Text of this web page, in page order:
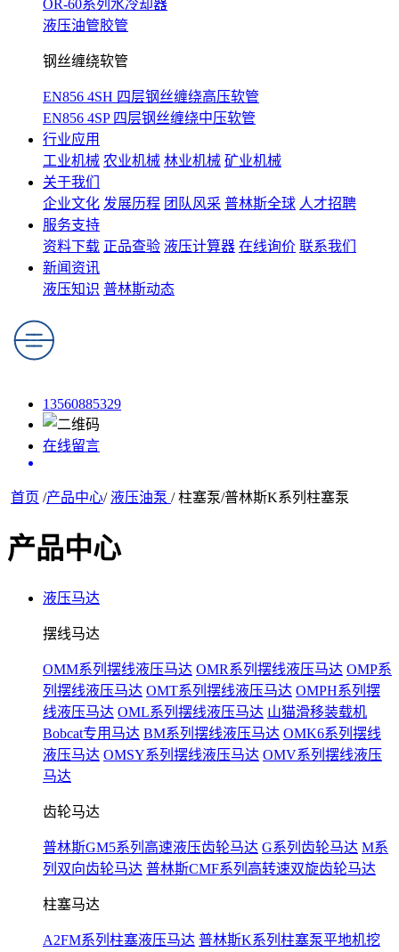
OR-60系列水冷却器
液压油管胶管
钢丝缠绕软管
EN856 4SH 四层钢丝缠绕高压软管
EN856 4SP 四层钢丝缠绕中压软管
行业应用
工业机械 农业机械 林业机械 矿业机械
关于我们
企业文化 发展历程 团队风采 普林斯全球 人才招聘
服务支持
资料下载 正品查验 液压计算器 在线询价 联系我们
新闻资讯
液压知识 普林斯动态
13560885329
在线留言
首页 /产品中心/ 液压油泵 / 柱塞泵/普林斯K系列柱塞泵
产品中心
液压马达
摆线马达
OMM系列摆线液压马达 OMR系列摆线液压马达 OMP系
列摆线液压马达 OMT系列摆线液压马达 OMPH系列摆
线液压马达 OML系列摆线液压马达 山猫滑移装载机
Bobcat专用马达 BM系列摆线液压马达 OMK6系列摆线
液压马达 OMSY系列摆线液压马达 OMV系列摆线液压
马达
齿轮马达
普林斯GM5系列高速液压齿轮马达 G系列齿轮马达 M系
列双向齿轮马达 普林斯CMF系列高转速双旋齿轮马达
柱塞马达
A2FM系列柱塞液压马达 普林斯K系列柱塞泵平地机挖